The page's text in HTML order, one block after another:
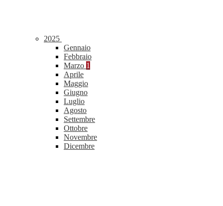
2025
Gennaio
Febbraio
Marzo 1
Aprile
Maggio
Giugno
Luglio
Agosto
Settembre
Ottobre
Novembre
Dicembre